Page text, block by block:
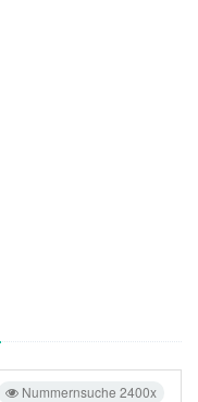
Nummernsuche 2400x